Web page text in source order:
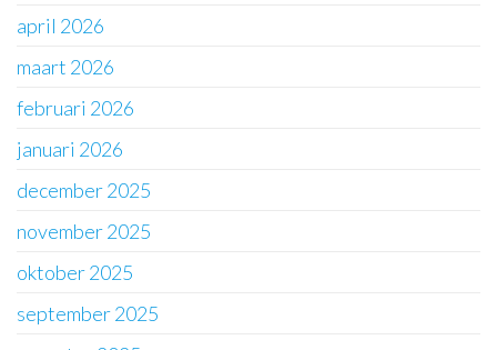
april 2026
maart 2026
februari 2026
januari 2026
december 2025
november 2025
oktober 2025
september 2025